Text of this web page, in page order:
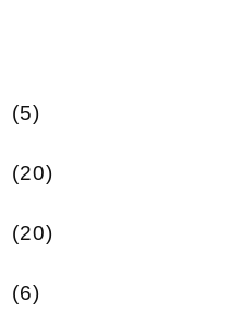
(5)
(20)
(20)
(6)